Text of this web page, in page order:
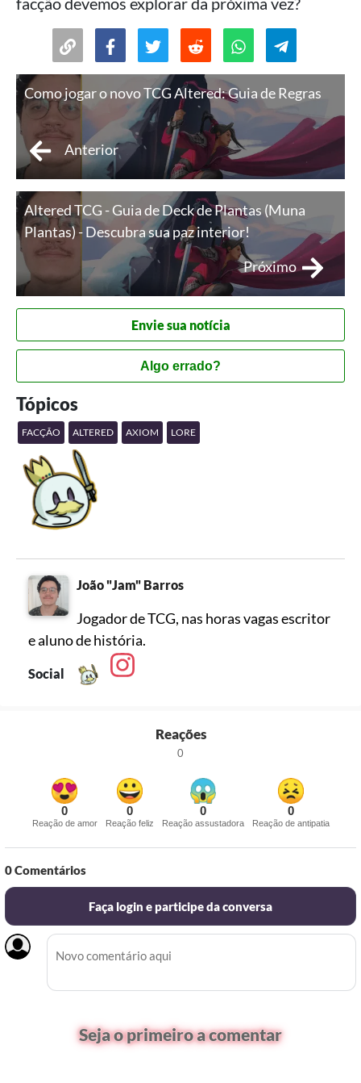
Como jogar o novo TCG Altered: Guia de Regras
Anterior
Altered TCG - Guia de Deck de Plantas (Muna
Plantas) - Descubra sua paz interior!
Próximo
Envie sua notícia
Algo errado?
Tópicos
FACÇÃO ALTERED AXIOM LORE
João "Jam" Barros
Jogador de TCG, nas horas vagas escritor
e aluno de história.
Social
Reações
0
0
Reação de amor
0
Reação feliz
0
Reação assustadora
0
Reação de antipatia
0Comentários
Faça login e participe da conversa
Seja o primeiro a comentar